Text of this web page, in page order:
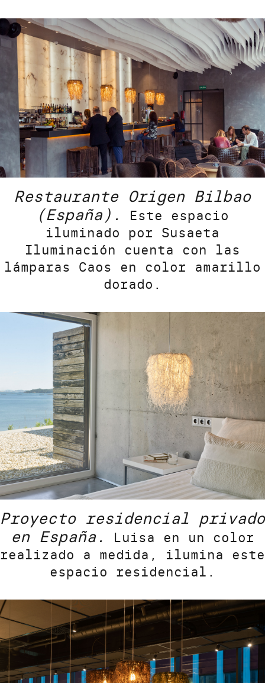
Restaurante Origen Bilbao
(España).
Este espacio
iluminado por Susaeta
Iluminación cuenta con las
lámparas Caos en color amarillo
dorado.
Proyecto residencial privado
en España.
Luisa en un color
realizado a medida, ilumina este
espacio residencial.